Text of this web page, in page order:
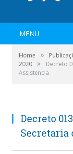
MENU
Home »
2020 »
Decreto
Assistencia
Decreto
Secretaria